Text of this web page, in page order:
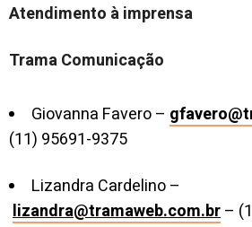
Atendimento à imprensa
Trama Comunicação
Giovanna Favero –
(11) 95691-9375
Lizandra Cardelino –
lizandra@tramaweb.com.br–